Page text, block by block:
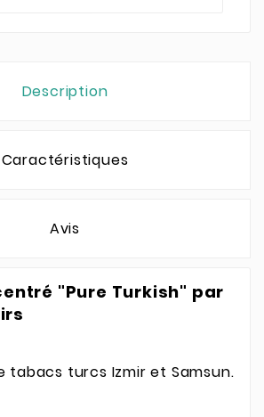
Description
Caractéristiques
Avis
"Pure Turkish" par
tabacs turcs Izmir et Samsun.